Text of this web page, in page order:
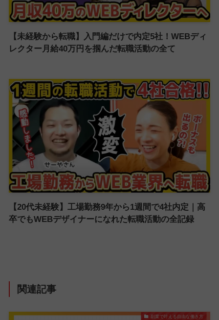
【未経験から転職】入門編だけで内定5社！WEBディ
レクター月給40万円を掴んだ転職活動の全て
【20代未経験】工場勤務9年から1週間で4社内定｜高
卒でもWEBデザイナーになれた転職活動の全記録
関連記事
副業で叶える自由な働き方